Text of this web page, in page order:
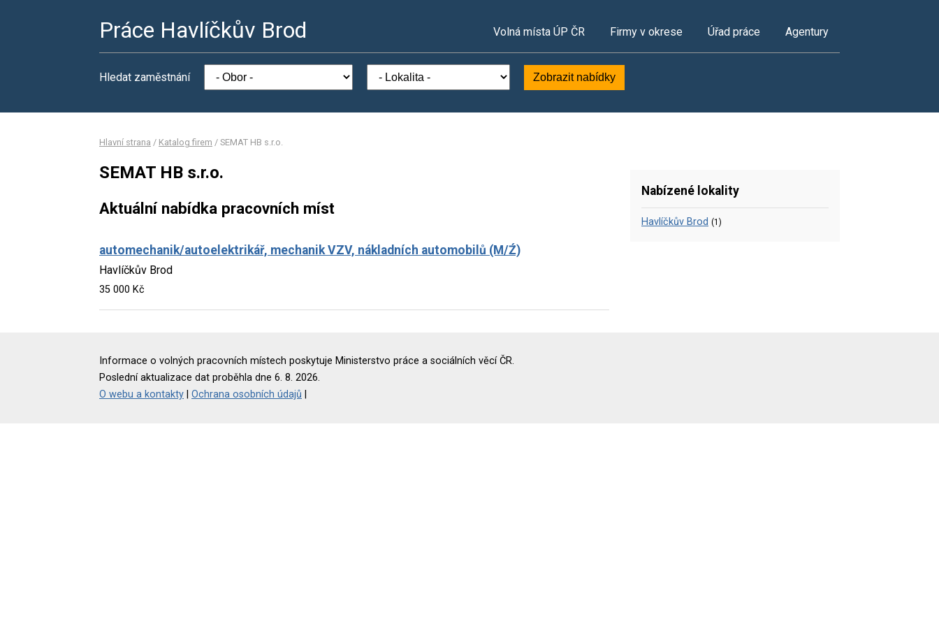
Práce Havlíčkův Brod Volná místa ÚP ČR Firmy v okrese Úřad práce Agentury
Hledat zaměstnání Zobrazit nabídky
Hlavní strana / Katalog firem / SEMAT HB s.r.o.
SEMAT HB s.r.o.
Aktuální nabídka pracovních míst
automechanik/autoelektrikář, mechanik VZV, nákladních automobilů (M/Ź)
Havlíčkův Brod
35 000 Kč
Nabízené lokality
Havlíčkův Brod (1)
Informace o volných pracovních místech poskytuje Ministerstvo práce a sociálních věcí ČR.
Poslední aktualizace dat proběhla dne 6. 8. 2026.
O webu a kontakty
Ochrana osobních údajů